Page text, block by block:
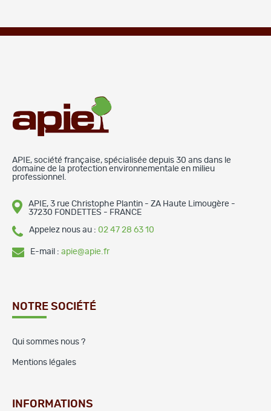
APIE, société française, spécialisée depuis 30 ans dans le
domaine de la protection environnementale en milieu
professionnel.
APIE, 3 rue Christophe Plantin - ZA Haute Limougère -
37230 FONDETTES - FRANCE
Appelez nous au : 02 47 28 63 10
E-mail : apie@apie.fr
NOTRE SOCIÉTÉ
Qui sommes nous ?
Mentions légales
INFORMATIONS